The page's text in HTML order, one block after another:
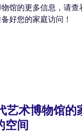
馆的更多信息，请查
好您的家庭访问！
艺术博物馆的
空间